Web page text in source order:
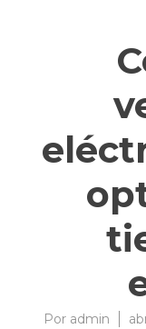
Por admin